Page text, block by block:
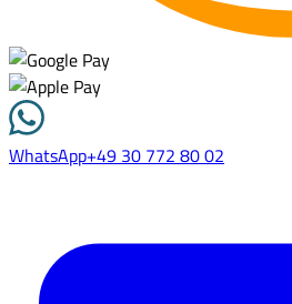
WhatsApp+49 30 772 80 02